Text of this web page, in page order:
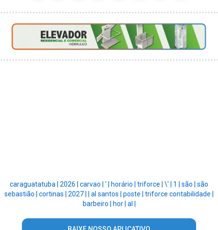
caraguatatuba | 2026 | carvao | ' | horário | triforce | \' | 1 | são | são
sebastião | cortinas | 2027 | al santos | poste | triforce contabilidade |
barbeiro |
hor | al |